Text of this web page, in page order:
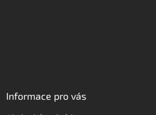
Informace pro vás